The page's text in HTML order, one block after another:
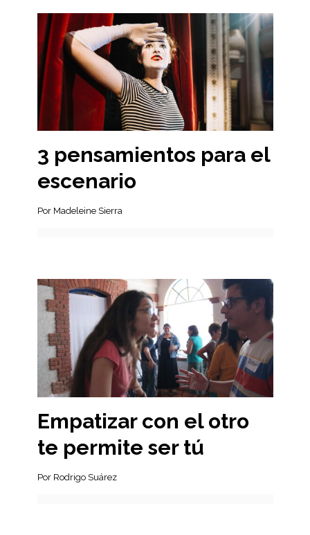
3 pensamientos para el
escenario
Por Madeleine Sierra
Empatizar con el otro
te permite ser tú
Por Rodrigo Suárez